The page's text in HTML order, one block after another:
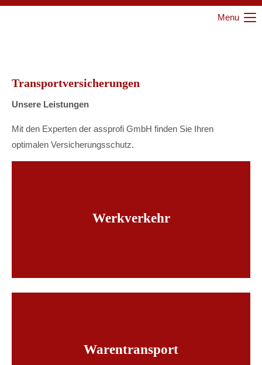
Menu
Transport­versicherungen
Unsere Leistungen
Mit den Experten der assprofi GmbH finden Sie Ihren
optimalen Versicherungsschutz.
Werkverkehr
Warentransport